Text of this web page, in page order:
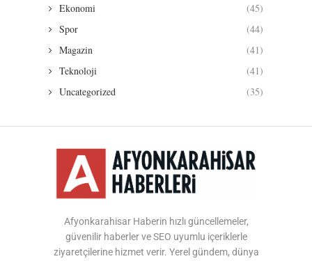
Ekonomi
(45)
Spor
(44)
Magazin
(41)
Teknoloji
(41)
Uncategorized
(35)
Afyonkarahisar Haberin hızlı güncellemeler,
güvenilir haberler ve SEO uyumlu içeriklerle
ziyaretçilerine hizmet verir. Yerel gündem, dünya